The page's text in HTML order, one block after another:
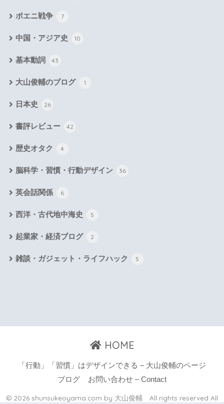
ポエニ戦争 7
中国・アジア史 10
基本動詞 43
大山俊輔のブログ 1
日本史 26
書評レビュー 42
歴史オタク 4
脳科学・習慣・行動デザイン 36
英会話関係 6
西洋・古代地中海史 5
起業家・経済ブログ 2
雑談・ガジェット・ライフハック 5
HOME
「行動」「習慣」はデザインできる – 大山俊輔のページ
ブログ
お問い合わせ – Contact
© 2026 shunsukeoyama.com by 大山俊輔 All rights reserved All